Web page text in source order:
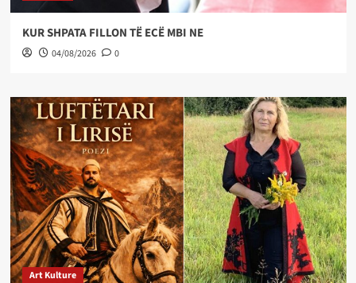
KUR SHPATA FILLON TË ECË MBI NE
04/08/2026 0
Art Kulture